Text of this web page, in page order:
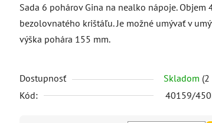
je
0,0
z
hviezdičiek.
Sada 6 pohárov Gina na nealko nápoje.
bezolovnatého krištáľu. Je možné umývať v
výška pohára 155 mm.
Dostupnosť Skladom (2
Kód:
40159/